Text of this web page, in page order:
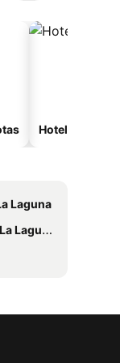
Hoteles con spa
Laguna
Laguna